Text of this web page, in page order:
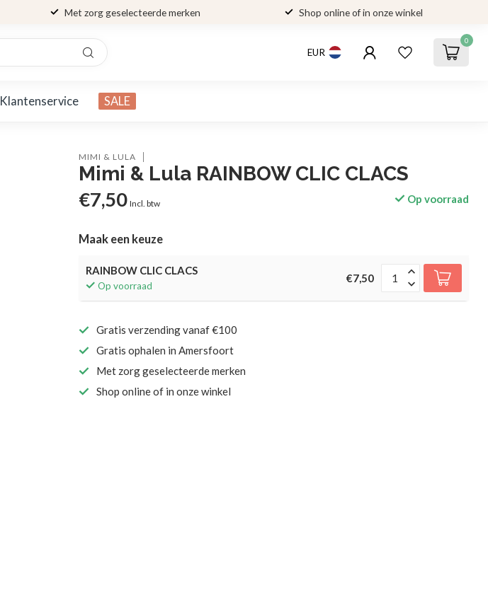
Met zorg geselecteerde merken Shop online of in onze winkel
EUR
0
Klantenservice SALE
MIMI & LULA
Mimi & Lula RAINBOW CLIC CLACS
€7,50 Incl. btw Op voorraad
Maak een keuze
RAINBOW CLIC CLACS
Op voorraad
€7,50
Gratis verzending vanaf €100
Gratis ophalen in Amersfoort
Met zorg geselecteerde merken
Shop online of in onze winkel